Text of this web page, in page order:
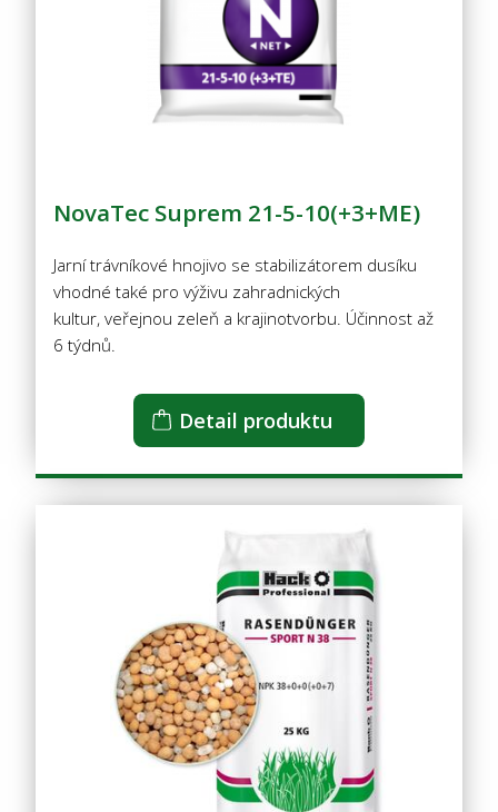
NovaTec Suprem 21-5-10(+3+ME)
Jarní trávníkové hnojivo se stabilizátorem dusíku
vhodné také pro výživu zahradnických
kultur, veřejnou zeleň a krajinotvorbu. Účinnost až
6 týdnů.
Detail produktu